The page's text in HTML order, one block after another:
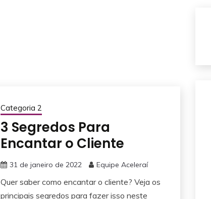
Categoria 2
3 Segredos Para
Encantar o Cliente
31 de janeiro de 2022 Equipe Aceleraí
Quer saber como encantar o cliente? Veja os
principais segredos para fazer isso neste